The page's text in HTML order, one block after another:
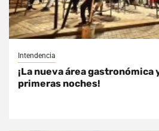
Intendencia
¡La nueva área gastronómica
primeras noches!